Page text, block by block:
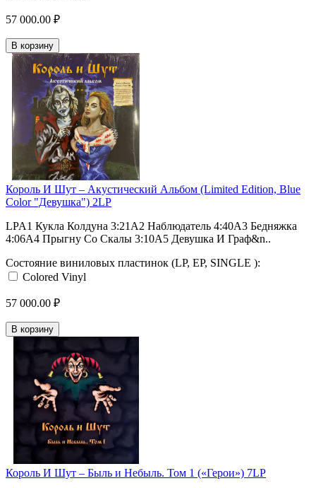
57 000.00 ₽
В корзину
Король И Шут ‎– Акустический Альбом (Limited Edition, Blue
Color "Девушка") 2LP
LPA1 Кукла Колдуна 3:21A2 Наблюдатель 4:40A3 Бедняжка
4:06A4 Прыгну Со Скалы 3:10A5 Девушка И Граф&n..
Состояние виниловых пластинок (LP, EP, SINGLE ):
Colored Vinyl
57 000.00 ₽
В корзину
Король И Шут ‎– Быль и Небыль. Том 1 («Герои») 7LP